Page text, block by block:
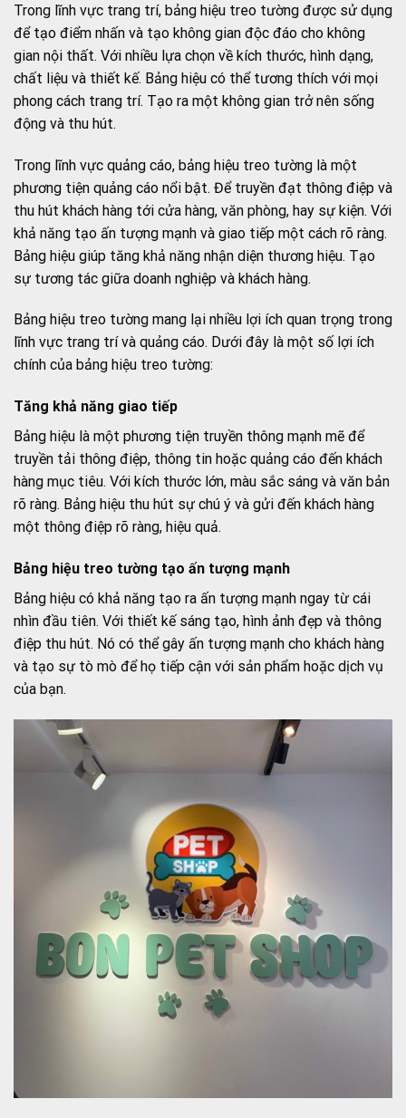
Trong lĩnh vực trang trí, bảng hiệu treo tường được sử dụng
để tạo điểm nhấn và tạo không gian độc đáo cho không
gian nội thất. Với nhiều lựa chọn về kích thước, hình dạng,
chất liệu và thiết kế. Bảng hiệu có thể tương thích với mọi
phong cách trang trí. Tạo ra một không gian trở nên sống
động và thu hút.
Trong lĩnh vực quảng cáo, bảng hiệu treo tường là một
phương tiện quảng cáo nổi bật. Để truyền đạt thông điệp và
thu hút khách hàng tới cửa hàng, văn phòng, hay sự kiện. Với
khả năng tạo ấn tượng mạnh và giao tiếp một cách rõ ràng.
Bảng hiệu giúp tăng khả năng nhận diện thương hiệu. Tạo
sự tương tác giữa doanh nghiệp và khách hàng.
Bảng hiệu treo tường mang lại nhiều lợi ích quan trọng trong
lĩnh vực trang trí và quảng cáo. Dưới đây là một số lợi ích
chính của bảng hiệu treo tường:
Tăng khả năng giao tiếp
Bảng hiệu là một phương tiện truyền thông mạnh mẽ để
truyền tải thông điệp, thông tin hoặc quảng cáo đến khách
hàng mục tiêu. Với kích thước lớn, màu sắc sáng và văn bản
rõ ràng. Bảng hiệu thu hút sự chú ý và gửi đến khách hàng
một thông điệp rõ ràng, hiệu quả.
Bảng hiệu treo tường tạo ấn tượng mạnh
Bảng hiệu có khả năng tạo ra ấn tượng mạnh ngay từ cái
nhìn đầu tiên. Với thiết kế sáng tạo, hình ảnh đẹp và thông
điệp thu hút. Nó có thể gây ấn tượng mạnh cho khách hàng
và tạo sự tò mò để họ tiếp cận với sản phẩm hoặc dịch vụ
của bạn.